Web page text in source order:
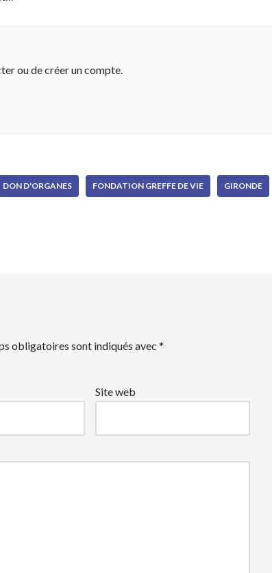
ou de créer un compte.
DON D'ORGANES FONDATION GREFFE DE VIE GIRONDE
obligatoires sont indiqués avec *
Site web